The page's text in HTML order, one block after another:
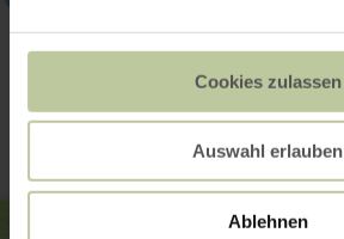
Cookies zulassen
Auswahl erlauben
Ablehnen
Contact